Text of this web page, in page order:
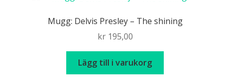
Mugg: Delvis Presley – The shining
kr195,00
Lägg till i varukorg